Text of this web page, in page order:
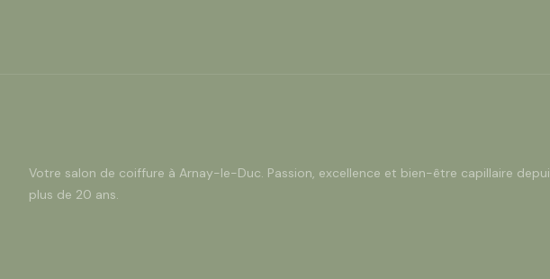
Votre salon de coiffure à Arnay-le-Duc. Passion, excellence et bien-être capillaire
plus de 20 ans.